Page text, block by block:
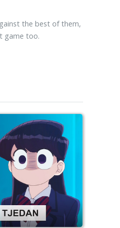
the best of them,
game too.